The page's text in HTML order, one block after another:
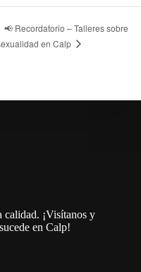
📢 Recordatorio – Talleres sobre
en Calp
calidad. ¡Visítanos y
en Calp!